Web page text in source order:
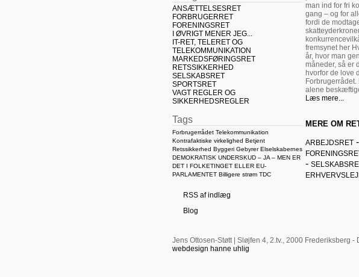
ANSÆTTELSESRET
FORBRUGERRET
FORENINGSRET
I ØVRIGT MENER JEG...
IT-RET, TELERET OG
TELEKOMMUNIKATION
MARKEDSFØRINGSRET
RETSSIKKERHED
SELSKABSRET
SPORTSRET
VAGT REGLER OG
SIKKERHEDSREGLER
Tags
Forbrugerrådet Telekommunikation
Kontrafaktiske virkelighed Betjent
Retssikkerhed Byggeri Gebyrer Elselskabernes
DEMOKRATISK UNDERSKUD – JA – MEN ER
DET I FOLKETINGET ELLER EU-
PARLAMENTET Billigere strøm TDC
RSS af indlæg
Blog
man ind for fri
gang – og for
fordi de
fremsynet her
år, hvor man
måneder, så er
hvorfor de love
alene
Læs mere...
MERE OM
ARBEJDSRET-
-
Jens Ottosen-Støtt | Sløjfen 4, 2.tv., 2000 Frederiksberg -
webdesign hanne uhlig